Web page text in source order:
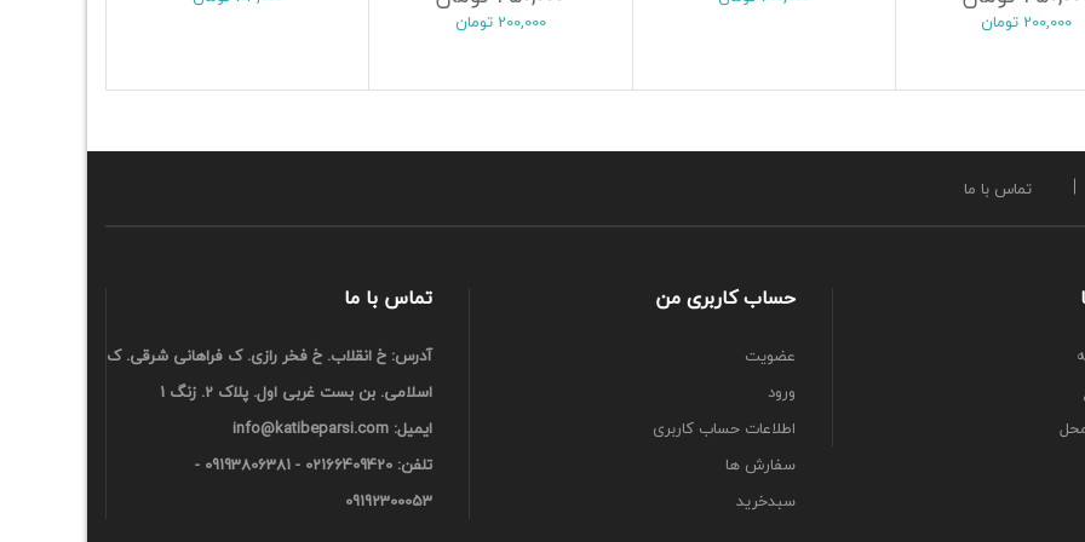
200,000 تومان
افزودن به سبد خرید 200,000 تومان
افزودن به سبد خرید
تماس با ما
حساب کاربری من
عضویت
ورود
اطلاعات حساب كاربری
سفارش ها
سبدخرید
تماس با ما
آدرس: خ انقلاب. خ فخر رازی. ک فراهانی شرقی. ک
اسلامی. بن بست غربی اول. پلاک 2. زنگ 1
ایمیل: info@katibeparsi.com
تلفن:
02166409420 - 09193806381 -
09192300053